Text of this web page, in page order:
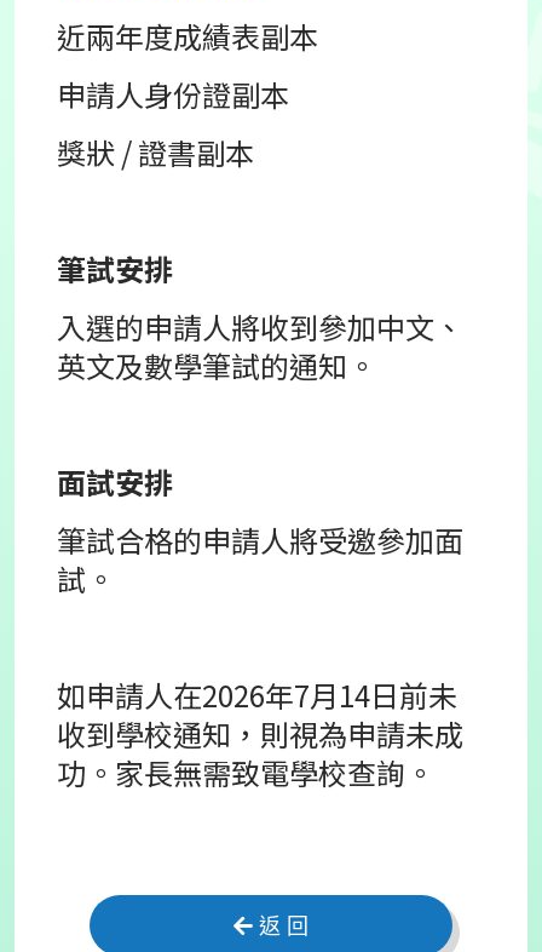
近兩年度成績表副本
申請人身份證副本
獎狀 / 證書副本
筆試安排
入選的申請人將收到參加中文、
英文及數學筆試的通知。
面試安排
筆試合格的申請人將受邀參加面
試。
如申請人在2026年7月14日前未
收到學校通知，則視為申請未成
功。家長無需致電學校查詢。
返 回